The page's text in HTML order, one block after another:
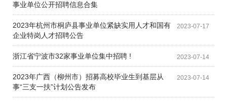
事业单位公开招聘信息合集
2023-07-17
2023年杭州市桐庐县事业单位紧缺实用人才和国有
企业特岗人才招聘公告
2023-07-14
浙江省宁波市32家事业单位集中招聘 !
2023-07-14
2023年广西（柳州市）招募高校毕业生到基层从
事“三支一扶”计划公告发布